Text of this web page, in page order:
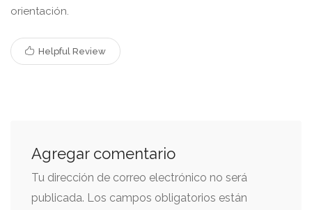
orientación.
Helpful Review
Agregar comentario
Tu dirección de correo electrónico no será
publicada. Los campos obligatorios están